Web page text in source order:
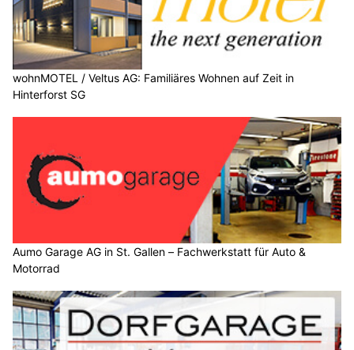
wohnMOTEL / Veltus AG: Familiäres Wohnen auf Zeit in
Hinterforst SG
Aumo Garage AG in St. Gallen – Fachwerkstatt für Auto &
Motorrad